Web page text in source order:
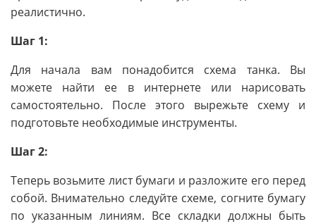
реалистично.
Шаг 1:
Для начала вам понадобится схема танка. Вы
можете найти ее в интернете или нарисовать
самостоятельно. После этого вырежьте схему и
подготовьте необходимые инструменты.
Шаг 2:
Теперь возьмите лист бумаги и разложите его перед
собой. Внимательно следуйте схеме, согните бумагу
по указанным линиям. Все складки должны быть